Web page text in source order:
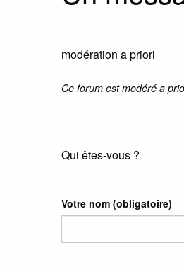
modération a priori
Ce forum est modéré a
Qui êtes-vous ?
Votre nom (obligatoire)